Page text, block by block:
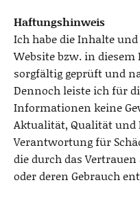
Haftungshinweis
Ich habe die Inhalte
Website bzw. in
sorgfältig geprüft und
Dennoch leiste ich für
Informationen keine
Aktualität, Qualität und
Verantwortung für
die durch das
oder deren Gebrauch